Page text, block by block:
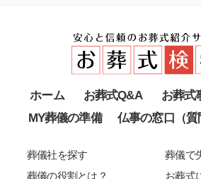
ホーム お葬式Q&A
お葬式
MY葬儀の準備
仏事の窓口（質
葬儀社を探す
葬儀で
葬儀の役割とは？
お葬式